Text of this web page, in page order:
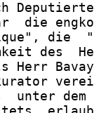
die
die
des
Herr
unter dem